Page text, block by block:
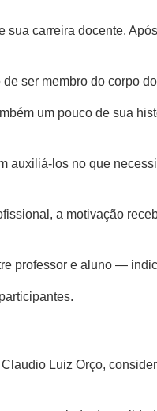
carreira docente.
ser membro do corpo
um pouco de sua
los no que
a motivação
professor e aluno —
Luiz Orço,